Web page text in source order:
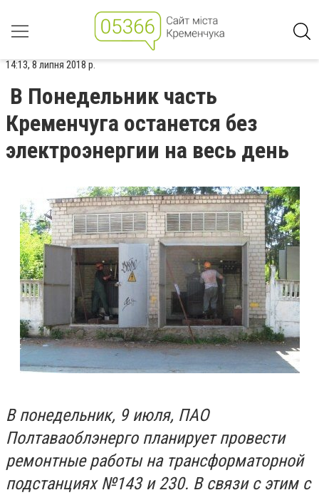
14:13, 8 липня 2018 р.
В Понедельник часть
Кременчуга останется без
электроэнергии на весь день
В понедельник, 9 июля, ПАО
Полтаваоблэнерго планирует провести
ремонтные работы на трансформаторной
подстанциях №143 и 230. В связи с этим с